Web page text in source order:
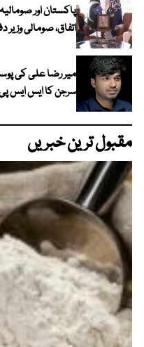
پاکستان اور
اتفاق، صومالی وزیر
میر رضا علی کی
سرجن کا ایس ایس
مقبول ترین خبریں